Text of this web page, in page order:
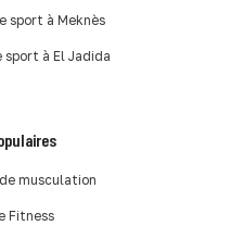
sport à Meknès
sport à El Jadida
musculation
Fitness